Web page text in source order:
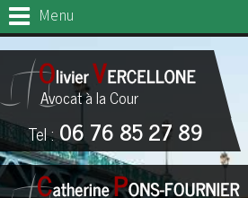
Menu
Avocat à la Cour
Tel :06 76 85 27 89